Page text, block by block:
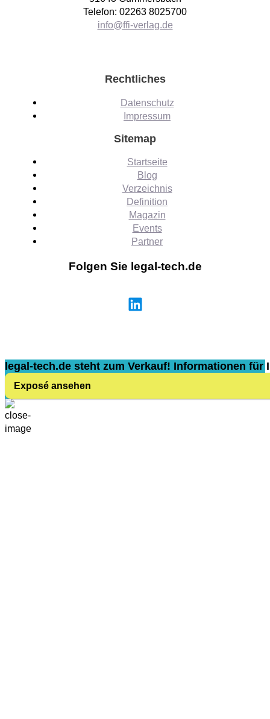
Telefon: 02263 8025700
info@ffi-verlag.de
Rechtliches
Datenschutz
Impressum
Sitemap
Startseite
Blog
Verzeichnis
Definition
Magazin
Events
Partner
Folgen Sie legal-tech.de
legal-tech.de steht zum Verkauf! Informationen für
Exposé ansehen